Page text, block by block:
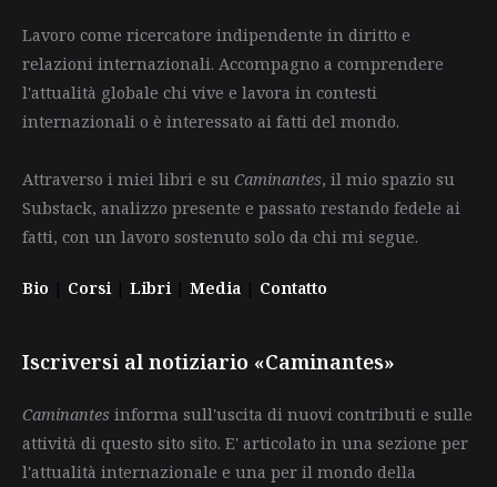
Lavoro come ricercatore indipendente in diritto e
relazioni internazionali. Accompagno a comprendere
l'attualità globale chi vive e lavora in contesti
internazionali o è interessato ai fatti del mondo.
Attraverso i miei libri e su Caminantes, il mio spazio su
Substack, analizzo presente e passato restando fedele ai
fatti, con un lavoro sostenuto solo da chi mi segue.
Bio | Corsi | Libri | Media | Contatto
Iscriversi al notiziario «Caminantes»
Caminantes informa sull'uscita di nuovi contributi e sulle
attività di questo sito sito. E' articolato in una sezione per
l'attualità internazionale e una per il mondo della